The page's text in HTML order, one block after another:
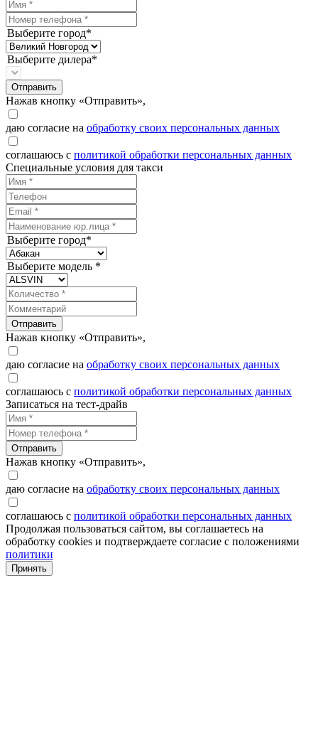
Выберите город*
Выберите дилера*
Отправить
Нажав кнопку «Отправить»,
даю согласие на обработку своих персональных данных
соглашаюсь с политикой обработки персональных данных
Специальные условия для такси
Выберите город*
Выберите модель *
Отправить
Нажав кнопку «Отправить»,
даю согласие на обработку своих персональных данных
соглашаюсь с политикой обработки персональных данных
Записаться на тест-драйв
Отправить
Нажав кнопку «Отправить»,
даю согласие на обработку своих персональных данных
соглашаюсь с политикой обработки персональных данных
Продолжая пользоваться сайтом, вы соглашаетесь на
обработку cookies и подтверждаете согласие с положениями
политики
Принять